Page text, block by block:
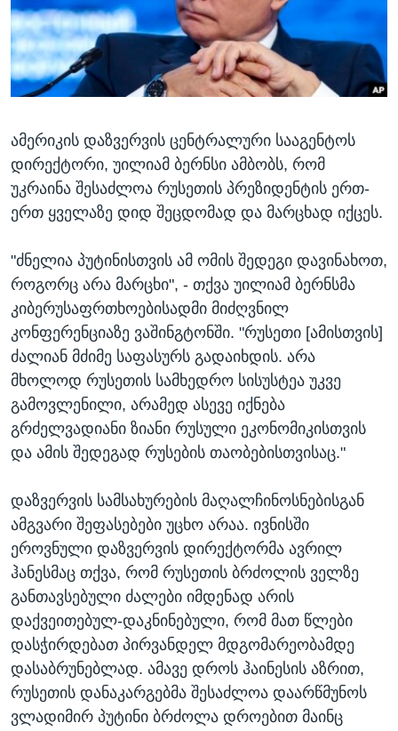
ᲡᲢᲣᲓᲘᲐ ᲕᲐᲨᲘᲜᲒᲢᲝᲜᲘ
ᲔᲙᲝᲜᲝᲛᲘᲙᲐ
ᲯᲐᲜᲛᲠᲗᲔᲚᲝᲑᲐ
ᲛᲔᲪᲜᲘᲔᲠᲔᲑᲐ
ᲙᲣᲚᲢᲣᲠᲐ
ᲒᲐᲚᲘᲚᲔᲝ
ᲓᲔᲖᲘᲜᲤᲝᲠᲛᲐᲪᲘᲐ
Learning English
ᲗᲕᲐᲚᲘ ᲒᲕᲐᲓᲔᲕᲜᲔᲗ
ენები
ამერიკის დაზვერვის ცენტრალური სააგენტოს
დირექტორი, უილიამ ბერნსი ამბობს, რომ
უკრაინა შესაძლოა რუსეთის პრეზიდენტის ერთ-
ერთ ყველაზე დიდ შეცდომად და მარცხად იქცეს.
"ძნელია პუტინისთვის ამ ომის შედეგი დავინახოთ,
როგორც არა მარცხი", - თქვა უილიამ ბერნსმა
კიბერუსაფრთხოებისადმი მიძღვნილ
კონფერენციაზე ვაშინგტონში. "რუსეთი [ამისთვის]
ძალიან მძიმე საფასურს გადაიხდის. არა
მხოლოდ რუსეთის სამხედრო სისუსტეა უკვე
გამოვლენილი, არამედ ასევე იქნება
გრძელვადიანი ზიანი რუსული ეკონომიკისთვის
და ამის შედეგად რუსების თაობებისთვისაც."
დაზვერვის სამსახურების მაღალჩინოსნებისგან
ამგვარი შეფასებები უცხო არაა. ივნისში
ეროვნული დაზვერვის დირექტორმა ავრილ
ჰანესმაც თქვა, რომ რუსეთის ბრძოლის ველზე
განთავსებული ძალები იმდენად არის
დაქვეითებულ-დაკნინებული, რომ მათ წლები
დასჭირდებათ პირვანდელ მდგომარეობამდე
დასაბრუნებლად. ამავე დროს ჰაინესის აზრით,
რუსეთის დანაკარგებმა შესაძლოა დაარწმუნოს
ვლადიმირ პუტინი ბრძოლა დროებით მაინც